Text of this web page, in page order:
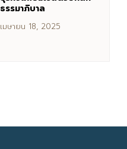
ธรรมาภิบาล
เมษายน 18, 2025